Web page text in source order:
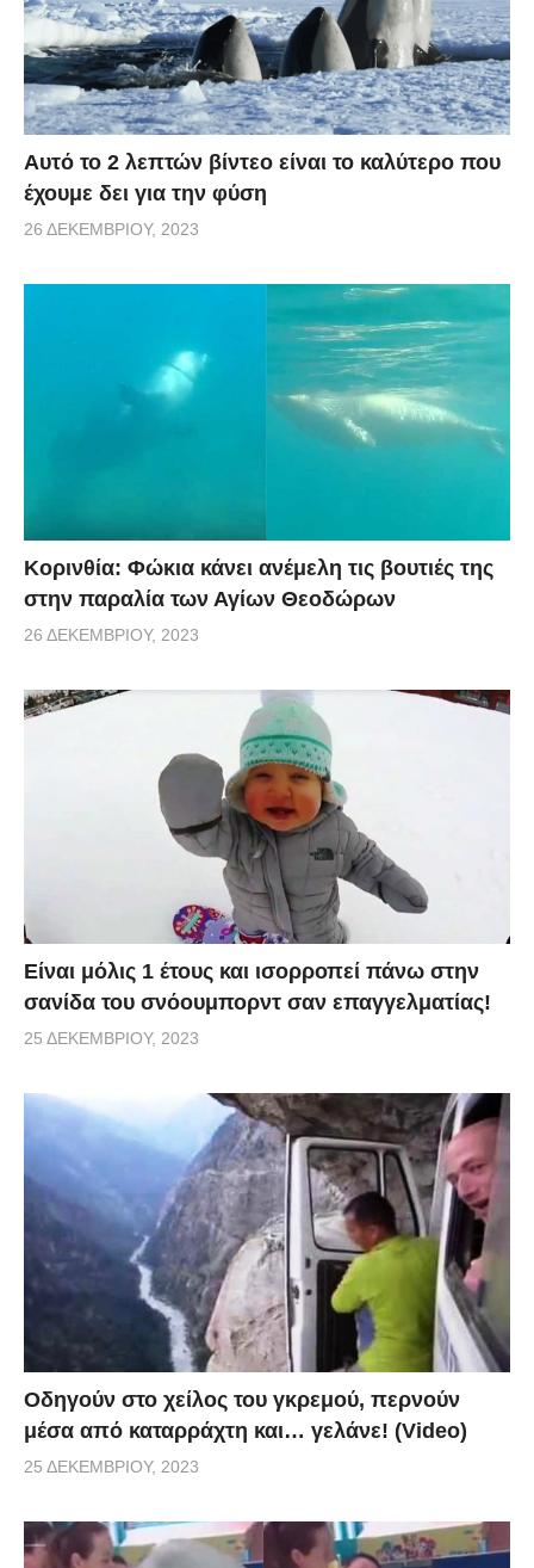
Αυτό το 2 λεπτών βίντεο είναι το καλύτερο που
έχουμε δει για την φύση
26 ΔΕΚΕΜΒΡΊΟΥ, 2023
Κορινθία: Φώκια κάνει ανέμελη τις βουτιές της
στην παραλία των Αγίων Θεοδώρων
26 ΔΕΚΕΜΒΡΊΟΥ, 2023
Είναι μόλις 1 έτους και ισορροπεί πάνω στην
σανίδα του σνόουμπορντ σαν επαγγελματίας!
25 ΔΕΚΕΜΒΡΊΟΥ, 2023
Οδηγούν στο χείλος του γκρεμού, περνούν
μέσα από καταρράχτη και… γελάνε! (Video)
25 ΔΕΚΕΜΒΡΊΟΥ, 2023